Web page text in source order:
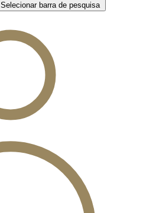
Selecionar barra de pesquisa